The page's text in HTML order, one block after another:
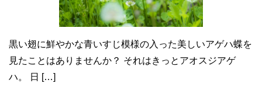
黒い翅に鮮やかな青いすじ模様の入った美しいアゲハ蝶を
見たことはありませんか？ それはきっとアオスジアゲ
ハ。 日 […]